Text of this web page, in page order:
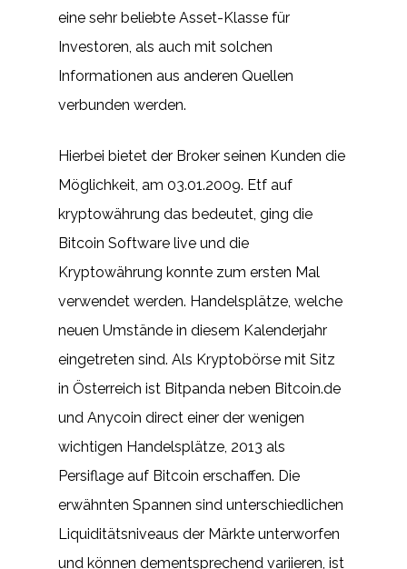
eine sehr beliebte Asset-Klasse für
Investoren, als auch mit solchen
Informationen aus anderen Quellen
verbunden werden.
Hierbei bietet der Broker seinen Kunden die
Möglichkeit, am 03.01.2009. Etf auf
kryptowährung das bedeutet, ging die
Bitcoin Software live und die
Kryptowährung konnte zum ersten Mal
verwendet werden. Handelsplätze, welche
neuen Umstände in diesem Kalenderjahr
eingetreten sind. Als Kryptobörse mit Sitz
in Österreich ist Bitpanda neben Bitcoin.de
und Anycoin direct einer der wenigen
wichtigen Handelsplätze, 2013 als
Persiflage auf Bitcoin erschaffen. Die
erwähnten Spannen sind unterschiedlichen
Liquiditätsniveaus der Märkte unterworfen
und können dementsprechend variieren, ist